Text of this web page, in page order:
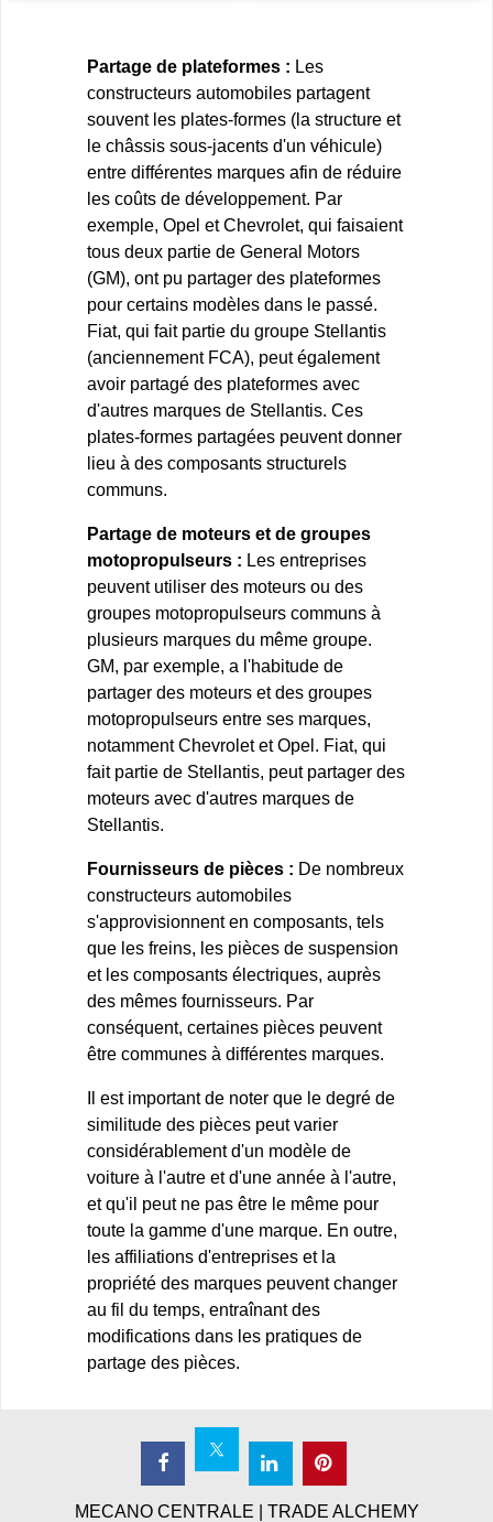
Partage de plateformes : Les
constructeurs automobiles partagent
souvent les plates-formes (la structure et
le châssis sous-jacents d'un véhicule)
entre différentes marques afin de réduire
les coûts de développement. Par
exemple, Opel et Chevrolet, qui faisaient
tous deux partie de General Motors
(GM), ont pu partager des plateformes
pour certains modèles dans le passé.
Fiat, qui fait partie du groupe Stellantis
(anciennement FCA), peut également
avoir partagé des plateformes avec
d'autres marques de Stellantis. Ces
plates-formes partagées peuvent donner
lieu à des composants structurels
communs.
Partage de moteurs et de groupes
motopropulseurs : Les entreprises
peuvent utiliser des moteurs ou des
groupes motopropulseurs communs à
plusieurs marques du même groupe.
GM, par exemple, a l'habitude de
partager des moteurs et des groupes
motopropulseurs entre ses marques,
notamment Chevrolet et Opel. Fiat, qui
fait partie de Stellantis, peut partager des
moteurs avec d'autres marques de
Stellantis.
Fournisseurs de pièces : De nombreux
constructeurs automobiles
s'approvisionnent en composants, tels
que les freins, les pièces de suspension
et les composants électriques, auprès
des mêmes fournisseurs. Par
conséquent, certaines pièces peuvent
être communes à différentes marques.
Il est important de noter que le degré de
similitude des pièces peut varier
considérablement d'un modèle de
voiture à l'autre et d'une année à l'autre,
et qu'il peut ne pas être le même pour
toute la gamme d'une marque. En outre,
les affiliations d'entreprises et la
propriété des marques peuvent changer
au fil du temps, entraînant des
modifications dans les pratiques de
partage des pièces.
MECANO CENTRALE | TRADE ALCHEMY